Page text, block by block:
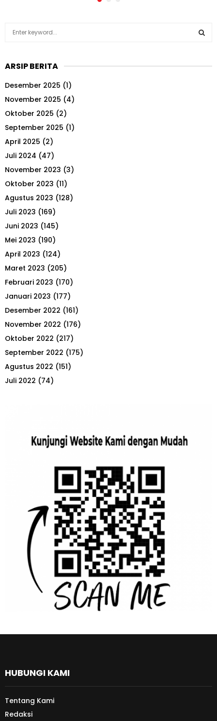
c
f
o
r
ARSIP BERITA
Desember 2025 (1)
November 2025 (4)
Oktober 2025 (2)
September 2025 (1)
April 2025 (2)
Juli 2024 (47)
November 2023 (3)
Oktober 2023 (11)
Agustus 2023 (128)
Juli 2023 (169)
Juni 2023 (145)
Mei 2023 (190)
April 2023 (124)
Maret 2023 (205)
Februari 2023 (170)
Januari 2023 (177)
Desember 2022 (161)
November 2022 (176)
Oktober 2022 (217)
September 2022 (175)
Agustus 2022 (151)
Juli 2022 (74)
HUBUNGI KAMI
Tentang Kami
Redaksi